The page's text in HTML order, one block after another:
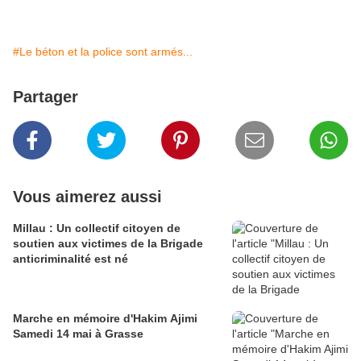
#Le béton et la police sont armés...
Partager
Vous aimerez aussi
Millau : Un collectif citoyen de
soutien aux victimes de la Brigade
anticriminalité est né
Marche en mémoire d'Hakim Ajimi
Samedi 14 mai à Grasse